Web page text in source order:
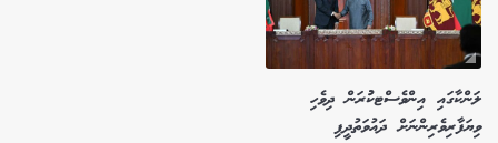
ލަންކާގައި އިންވެސްޓކުުރަން ދިވެހި
ވިޔަފާރިވެރިންނަށް ދައުވަތުދީފި